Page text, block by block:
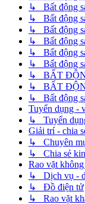
↳ Bất động
↳ Bất động
↳ Bất động
↳ Bất động
↳ Bất động
↳ Bất động
↳ BẤT
↳ BẤT
↳ Bất động
Tuyển dụng -
↳ Tuyển
Giải trí - chia
↳ Chuyên
↳ Chia sẻ
Rao vặt
↳ Dịch vụ -
↳ Đồ điện tử
↳ Rao vặt